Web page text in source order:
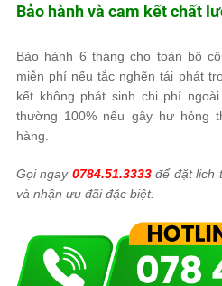
Bảo hành và cam kết chất
Bảo hành 6 tháng cho toàn bộ
miễn phí nếu tắc nghẽn tái phát
kết không phát sinh chi phí
thường 100% nếu gây hư hỏng
hàng.
Gọi ngay 0784.51.3333để đặt lịch
và nhận ưu đãi đặc biệt.